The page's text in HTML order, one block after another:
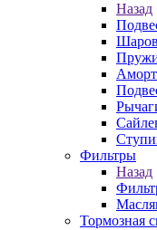
Назад
Фильтры
Назад
Тормозная